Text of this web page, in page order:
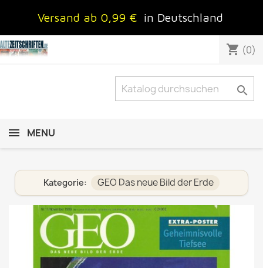
Versand ab 0,99 € in Deutschland
shopping_cart (0)

MENU
Kategorie: GEO Das neue Bild der Erde